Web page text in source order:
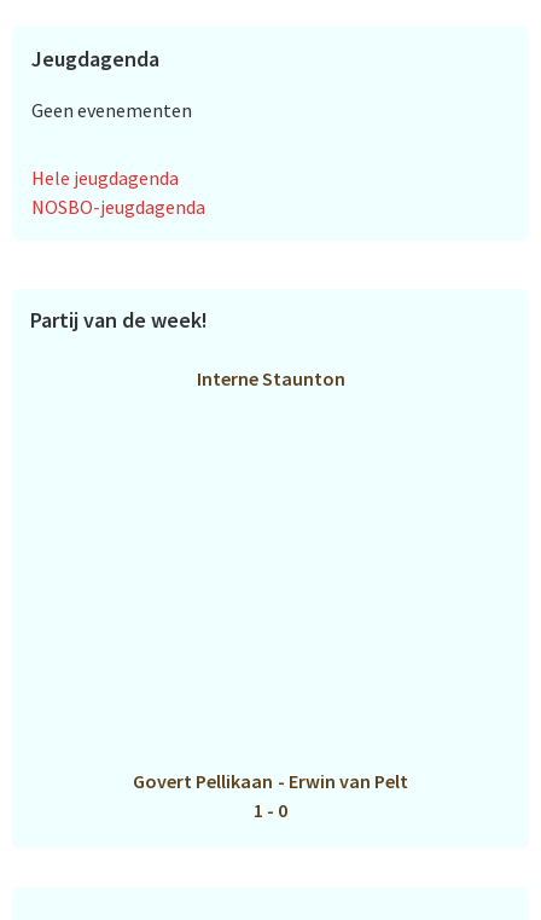
Jeugdagenda
Geen evenementen
Hele jeugdagenda
NOSBO-jeugdagenda
Partij van de week!
Interne Staunton
Govert Pellikaan - Erwin van Pelt
1 - 0